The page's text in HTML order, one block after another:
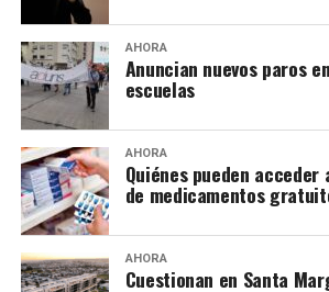
AHORA
Anuncian nuevos paros
escuelas
AHORA
Quiénes pueden
de medicamentos
AHORA
Cuestionan en Santa